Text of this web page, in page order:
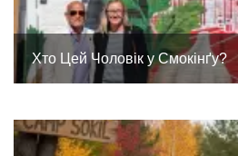
Хто Цей Чоловік у Смокінґу?